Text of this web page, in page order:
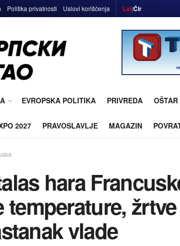
Politika privatnosti Uslovi korišćenja Lat|Ćir
EVROPSKA POLITIKA PRIVREDA
2027 PRAVOSLAVLJE MAGAZIN
hara
temperature,
vlade